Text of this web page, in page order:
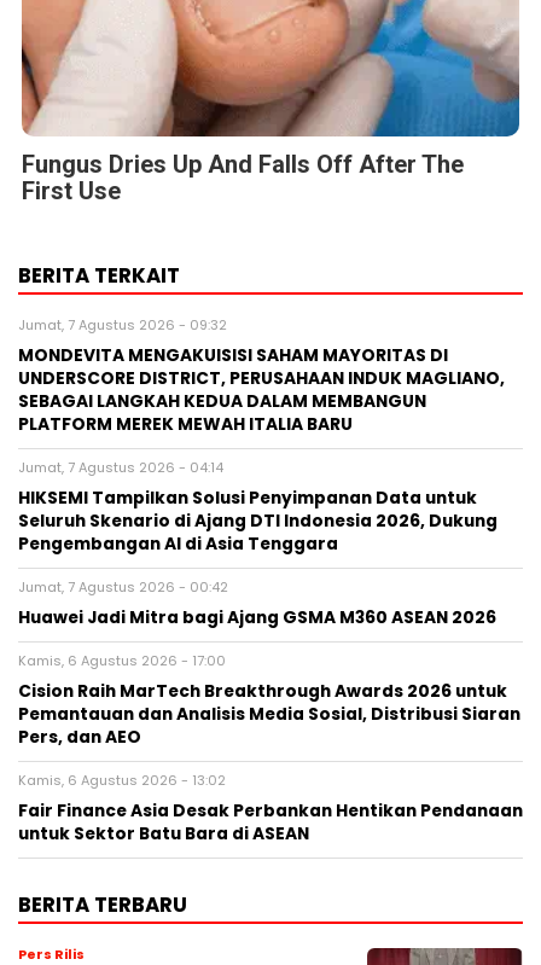
Fungus Dries Up And Falls Off After The
First Use
BERITA TERKAIT
Jumat, 7 Agustus 2026 - 09:32
MONDEVITA MENGAKUISISI SAHAM MAYORITAS DI
UNDERSCORE DISTRICT, PERUSAHAAN INDUK MAGLIANO,
SEBAGAI LANGKAH KEDUA DALAM MEMBANGUN
PLATFORM MEREK MEWAH ITALIA BARU
Jumat, 7 Agustus 2026 - 04:14
HIKSEMI Tampilkan Solusi Penyimpanan Data untuk
Seluruh Skenario di Ajang DTI Indonesia 2026, Dukung
Pengembangan AI di Asia Tenggara
Jumat, 7 Agustus 2026 - 00:42
Huawei Jadi Mitra bagi Ajang GSMA M360 ASEAN 2026
Kamis, 6 Agustus 2026 - 17:00
Cision Raih MarTech Breakthrough Awards 2026 untuk
Pemantauan dan Analisis Media Sosial, Distribusi Siaran
Pers, dan AEO
Kamis, 6 Agustus 2026 - 13:02
Fair Finance Asia Desak Perbankan Hentikan Pendanaan
untuk Sektor Batu Bara di ASEAN
BERITA TERBARU
Pers Rilis